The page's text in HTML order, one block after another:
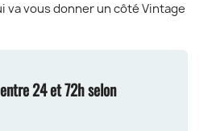
va vous donner un côté Vintage
24 et 72h selon